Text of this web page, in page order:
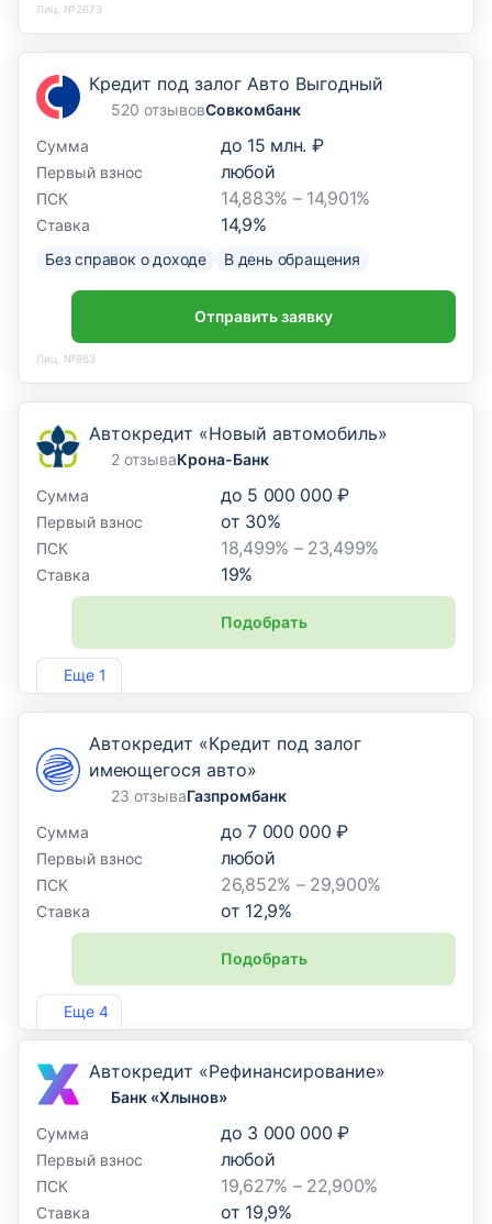
Лиц. №2673
Кредит под залог Авто Выгодный
520 отзывовСовкомбанк
Сумма
до 15 млн. ₽
Первый взнос любой
ПСК 14,883% – 14,901%
Ставка 14,9%
Без справок о доходе В день обращения
Отправить заявку
Лиц. №963
Еще 1
Автокредит «Новый автомобиль»
2 отзываКрона-Банк
Сумма
до 5 000 000 ₽
Первый взнос от 30%
ПСК 18,499% – 23,499%
Ставка 19%
Подобрать
Лиц. №2499
Еще 4
Автокредит «Кредит под залог
имеющегося авто»
23 отзываГазпромбанк
Сумма
до 7 000 000 ₽
Первый взнос любой
ПСК 26,852% – 29,900%
Ставка от 12,9%
Подобрать
Лиц. №354
Автокредит «Рефинансирование»
Банк «Хлынов»
Сумма
до 3 000 000 ₽
Первый взнос любой
ПСК 19,627% – 22,900%
Ставка от 19,9%